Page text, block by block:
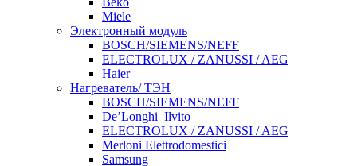
Miele
Электронный модуль
BOSCH/SIEMENS/NEFF
ELECTROLUX / ZANUSSI / AEG
Haier
Нагреватель/ ТЭН
BOSCH/SIEMENS/NEFF
De’Longhi_Ilvito
ELECTROLUX / ZANUSSI / AEG
Merloni Elettrodomestici
Samsung